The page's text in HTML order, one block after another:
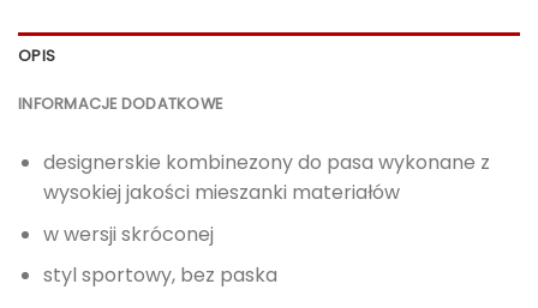
OPIS
INFORMACJE DODATKOWE
designerskie kombinezony do pasa wykonane z
wysokiej jakości mieszanki materiałów
w wersji skróconej
styl sportowy, bez paska